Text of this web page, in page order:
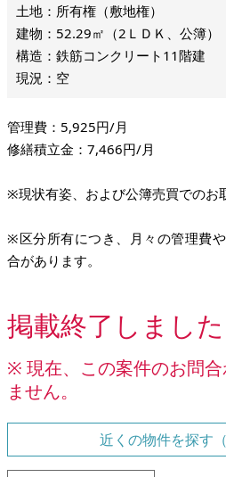
土地：所有権（敷地権）
建物：52.29㎡（2ＬＤＫ、公簿）
構造：鉄筋コンクリート11階建
現況：空
管理費：5,925円/月
修繕積立金：7,466円/月
※現状有姿、および公簿売買でのお
※区分所有につき、月々の管理費
合があります。
掲載終了しました
※ 現在、この案件のお問
ません。
近くの物件を探す